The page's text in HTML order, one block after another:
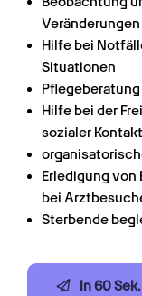
Hilfe bei
Situationen
Hilfe bei der
sozialer
Erledigung
bei
Sterbende
In 60